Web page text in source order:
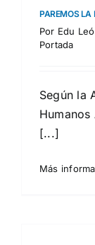
PAREMOS LA
Por Edu
Portada
Según la
[...]
Más